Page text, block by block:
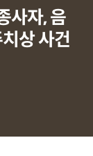
사자, 음
상 사건